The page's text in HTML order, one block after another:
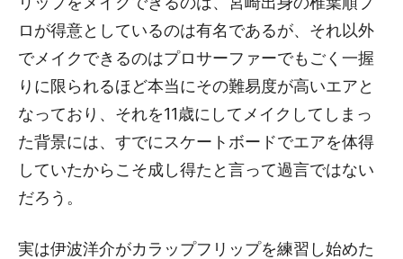
ロが得意としているのは有名であるが、それ以外
でメイクできるのはプロサーファーでもごく一握
りに限られるほど本当にその難易度が高いエアと
なっており、それを11歳にしてメイクしてしまっ
た背景には、すでにスケートボードでエアを体得
していたからこそ成し得たと言って過言ではない
だろう。
実は伊波洋介がカラップフリップを練習し始めた